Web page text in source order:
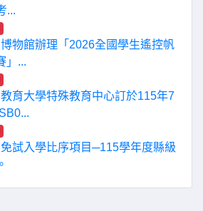
...
物館辦理「2026全國學生遙控帆
」...
育大學特殊教育中心訂於115年7
試入學比序項目─115學年度縣級